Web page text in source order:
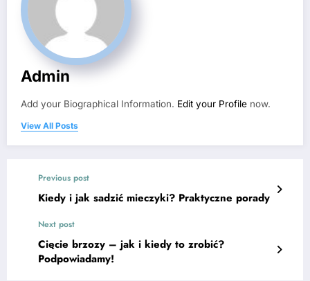
Admin
Add your Biographical Information. Edit your Profile now.
View All Posts
Previous post
Kiedy i jak sadzić mieczyki? Praktyczne porady
Next post
Cięcie brzozy – jak i kiedy to zrobić?
Podpowiadamy!